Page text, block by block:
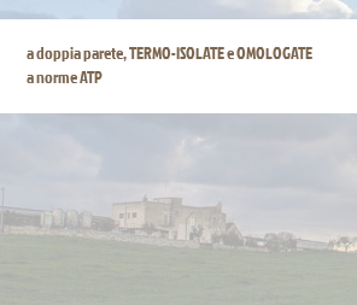
a doppia parete, TERMO-ISOLATE e OMOLOGATE
a norme ATP